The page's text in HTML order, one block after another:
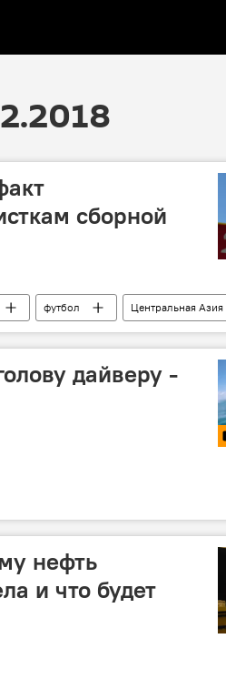
сборной
футбол Центральная Азия
дайверу -
нефть
и что будет